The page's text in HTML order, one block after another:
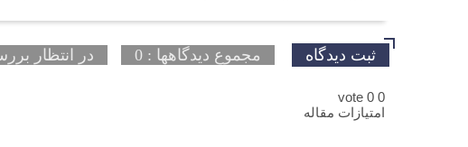
ثبت دیدگاه مجموع دیدگاهها : 0 در انتظار
0
0
vote
امتیازات مقاله